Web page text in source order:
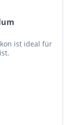
ist ideal für